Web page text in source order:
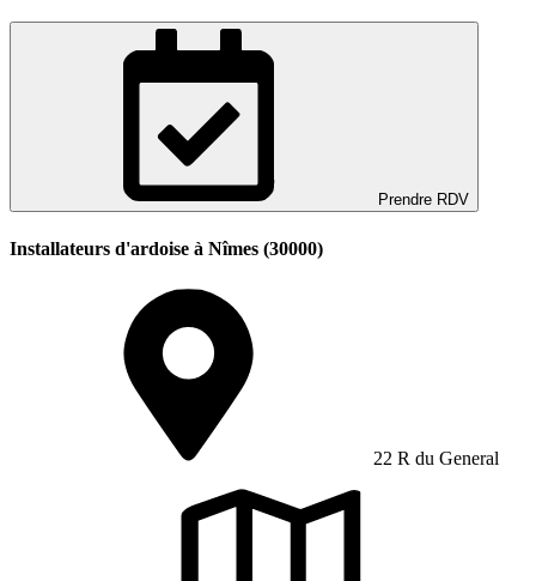
Prendre RDV
Installateurs d'ardoise à Nîmes (30000)
22 R du General